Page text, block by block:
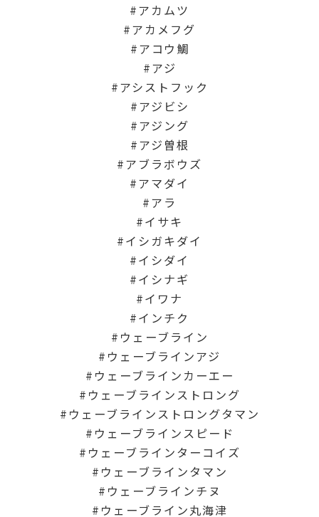
アカムツ
アカメフグ
アコウ鯛
アジ
アシストフック
アジビシ
アジング
アジ曽根
アブラボウズ
アマダイ
アラ
イサキ
イシガキダイ
イシダイ
イシナギ
イワナ
インチク
ウェーブライン
ウェーブラインアジ
ウェーブラインカーエー
ウェーブラインストロング
ウェーブラインストロングタマン
ウェーブラインスピード
ウェーブラインターコイズ
ウェーブラインタマン
ウェーブラインチヌ
ウェーブライン丸海津